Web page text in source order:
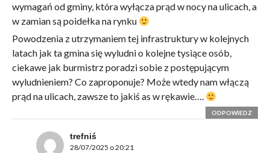
wymagań od gminy, która wyłącza prąd w nocy na ulicach, a
w zamian są poidełka na rynku
Powodzenia z utrzymaniem tej infrastruktury w kolejnych
latach jak ta gmina się wyludni o kolejne tysiące osób,
ciekawe jak burmistrz poradzi sobie z postępującym
wyludnieniem? Co zaproponuje? Może wtedy nam włączą
prąd na ulicach, zawsze to jakiś as w rękawie….
ODPOWIEDZ
trefniś
28/07/2025 o 20:21